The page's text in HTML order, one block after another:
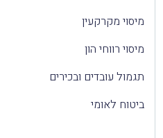
מיסוי מקרקעין
מיסוי רווחי הון
תגמול עובדים ובכירים
ביטוח לאומי